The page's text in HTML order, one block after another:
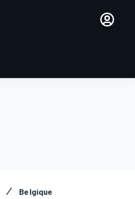
Belgique